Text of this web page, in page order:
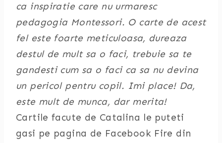
ca inspiratie care nu urmaresc
pedagogia Montessori. O carte de acest
fel este foarte meticuloasa, dureaza
destul de mult sa o faci, trebuie sa te
gandesti cum sa o faci ca sa nu devina
un pericol pentru copil. Imi place! Da,
este mult de munca, dar merita!
Cartile facute de Catalina le puteti
gasi pe pagina de Facebook Fire din